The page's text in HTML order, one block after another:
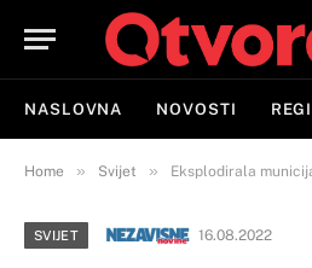
NASLOVNA NOVOSTI
Home » Svijet » Eksplodirala municija
SVIJET 16.08.2022